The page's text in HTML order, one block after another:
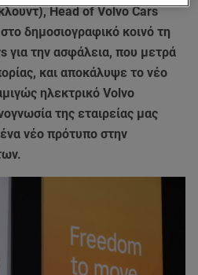
Head of Volvo Cars
δημοσιογραφικό κοινό τη
για την ασφάλεια, που μετρά
και αποκάλυψε το νέο
ηλεκτρικό Volvo
της εταιρείας μας
νέο πρότυπο στην